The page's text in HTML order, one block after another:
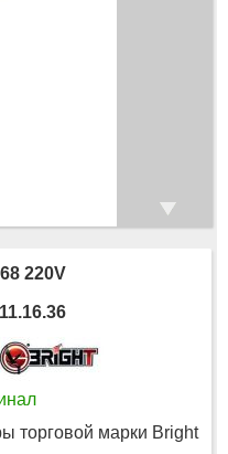
220V
11.16.36
торговой марки Bright